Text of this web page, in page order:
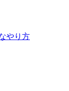
やり方